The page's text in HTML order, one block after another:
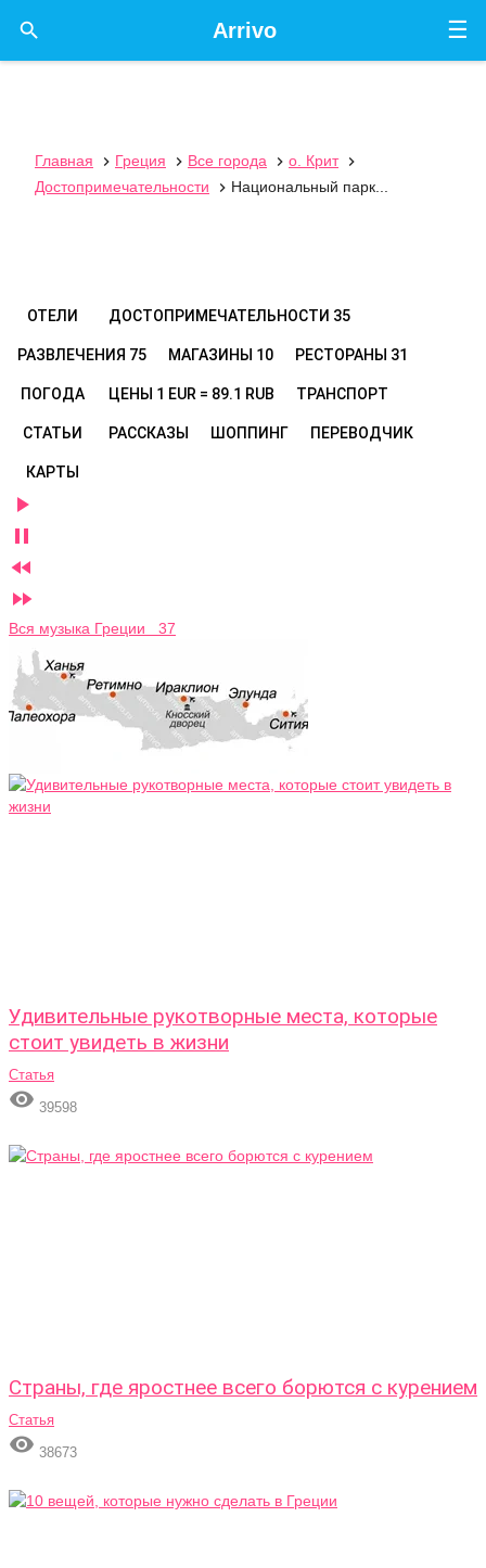
☰
Arrivo

Главная  Греция  Все города  о. Крит

Достопримечательности
 Национальный парк...
ОТЕЛИ ДОСТОПРИМЕЧАТЕЛЬНОСТИ 35
РАЗВЛЕЧЕНИЯ 75 МАГАЗИНЫ 10 РЕСТОРАНЫ 31
ПОГОДА ЦЕНЫ 1 EUR = 89.1 RUB ТРАНСПОРТ
СТАТЬИ РАССКАЗЫ ШОППИНГ ПЕРЕВОДЧИК
КАРТЫ




Вся музыка Греции 37
Удивительные рукотворные места, которые
стоит увидеть в жизни
Статья
 39598
Страны, где яростнее всего борются с курением
Статья
 38673